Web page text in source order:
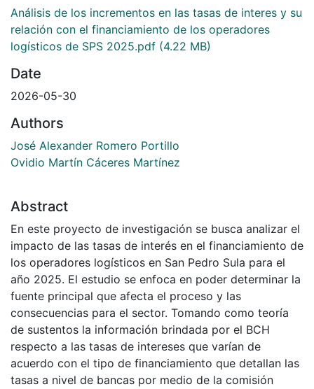
Análisis de los incrementos en las tasas de interes y su
relación con el financiamiento de los operadores
logísticos de SPS 2025.pdf (4.22 MB)
Date
2026-05-30
Authors
José Alexander Romero Portillo
Ovidio Martín Cáceres Martínez
Abstract
En este proyecto de investigación se busca analizar el
impacto de las tasas de interés en el financiamiento de
los operadores logísticos en San Pedro Sula para el
año 2025. El estudio se enfoca en poder determinar la
fuente principal que afecta el proceso y las
consecuencias para el sector. Tomando como teoría
de sustentos la información brindada por el BCH
respecto a las tasas de intereses que varían de
acuerdo con el tipo de financiamiento que detallan las
tasas a nivel de bancas por medio de la comisión